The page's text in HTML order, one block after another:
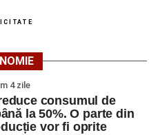
4 zile
consumul de
la 50%. O parte din
vor fi oprite